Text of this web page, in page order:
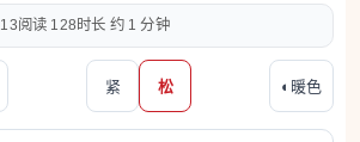
128 约 1 分钟
紧 松 ◐ 暖色